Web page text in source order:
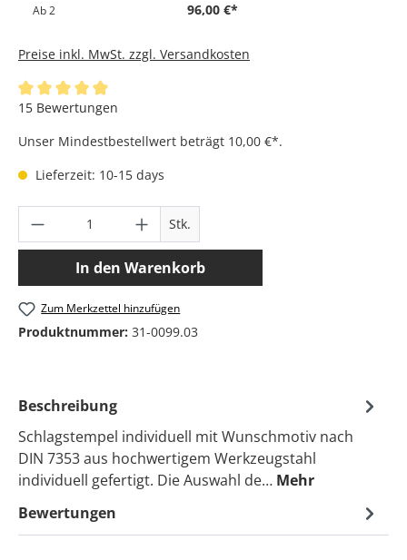
Ab2 96,00 €*
Preise inkl. MwSt. zzgl. Versandkosten
Durchschnittliche Bewertung von 4.97 von 5 Sternen
15 Bewertungen
Unser Mindestbestellwert beträgt 10,00 €*.
Lieferzeit: 10-15 days
Produkt Anzahl: Gib den gewünschten
Stk.
In den Warenkorb
Zum Merkzettel hinzufügen
Produktnummer: 31-0099.03
Beschreibung
Schlagstempel individuell mit Wunschmotiv nach
DIN 7353 aus hochwertigem Werkzeugstahl
individuell gefertigt. Die Auswahl de… Mehr
Bewertungen